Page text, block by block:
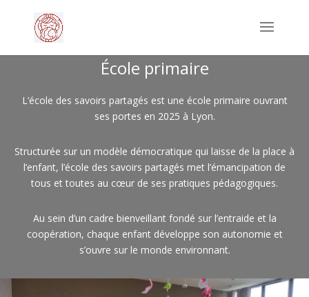
École primaire
L’école des savoirs partagés est une école primaire ouvrant
ses portes en 2025 à Lyon.
Structurée sur un modèle démocratique qui laisse de la place à
l’enfant, l’école des savoirs partagés met l’émancipation de
tous et toutes au cœur de ses pratiques pédagogiques.
Au sein d’un cadre bienveillant fondé sur l’entraide et la
coopération, chaque enfant développe son autonomie et
s’ouvre sur le monde environnant.